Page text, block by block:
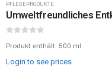
PFLEGEPRODUKTE
Produkt enthält: 500 ml
Login to see prices